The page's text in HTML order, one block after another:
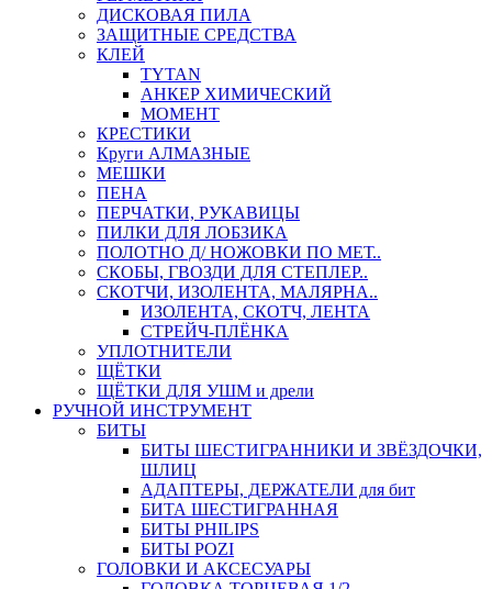
ДИСКОВАЯ ПИЛА
ЗАЩИТНЫЕ СРЕДСТВА
КЛЕЙ
TYTAN
АНКЕР ХИМИЧЕСКИЙ
МОМЕНТ
КРЕСТИКИ
Круги АЛМАЗНЫЕ
МЕШКИ
ПЕНА
ПЕРЧАТКИ, РУКАВИЦЫ
ПИЛКИ ДЛЯ ЛОБЗИКА
ПОЛОТНО Д/ НОЖОВКИ ПО МЕТ..
СКОБЫ, ГВОЗДИ ДЛЯ СТЕПЛЕР..
СКОТЧИ, ИЗОЛЕНТА, МАЛЯРНА..
ИЗОЛЕНТА, СКОТЧ, ЛЕНТА
СТРЕЙЧ-ПЛЁНКА
УПЛОТНИТЕЛИ
ЩЁТКИ
ЩЁТКИ ДЛЯ УШМ и дрели
РУЧНОЙ ИНСТРУМЕНТ
БИТЫ
БИТЫ ШЕСТИГРАННИКИ И ЗВЁЗДОЧКИ,
ШЛИЦ
АДАПТЕРЫ, ДЕРЖАТЕЛИ для бит
БИТА ШЕСТИГРАННАЯ
БИТЫ PHILIPS
БИТЫ POZI
ГОЛОВКИ И АКСЕСУАРЫ